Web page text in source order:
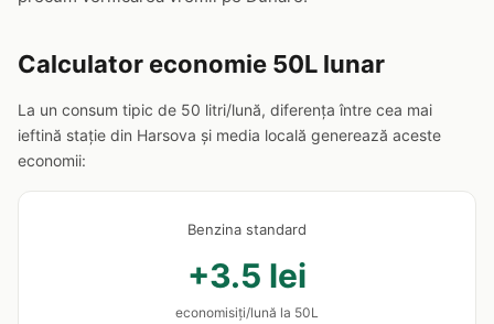
Calculator economie 50L lunar
La un consum tipic de 50 litri/lună, diferența între cea mai
ieftină stație din Harsova și media locală generează aceste
economii:
Benzina standard
+3.5 lei
economisiți/lună la 50L